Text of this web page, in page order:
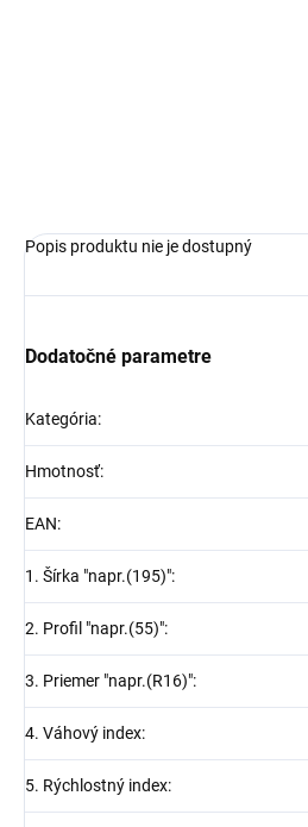
Popis produktu nie je dostupný
Dodatočné parametre
Kategória:
Hmotnosť:
EAN:
1. Šírka "napr.(195)":
2. Profil "napr.(55)":
3. Priemer "napr.(R16)":
4. Váhový index:
5. Rýchlostný index: